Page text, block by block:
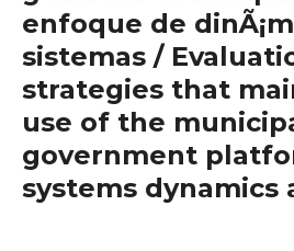
enfoque de
sistemas /
strategies that
use of the
government
systems dynamics